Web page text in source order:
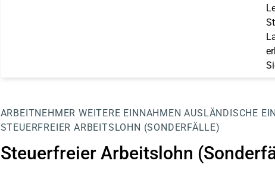
ARBEITNEHMER WEITERE EINNAHMEN AUSLÄNDISCHE
STEUERFREIER ARBEITSLOHN (SONDERFÄLLE)
Steuerfreier Arbeitslohn